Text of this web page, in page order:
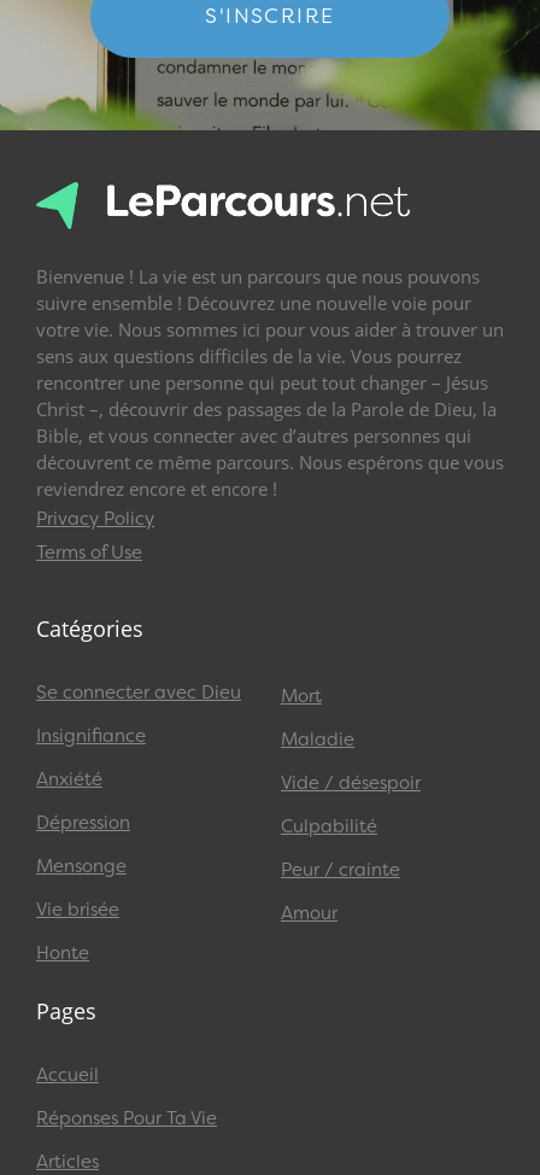
S'INSCRIRE
Bienvenue ! La vie est un parcours que nous pouvons
suivre ensemble ! Découvrez une nouvelle voie pour
votre vie. Nous sommes ici pour vous aider à trouver un
sens aux questions difficiles de la vie. Vous pourrez
rencontrer une personne qui peut tout changer – Jésus
Christ –, découvrir des passages de la Parole de Dieu, la
Bible, et vous connecter avec d’autres personnes qui
découvrent ce même parcours. Nous espérons que vous
reviendrez encore et encore !
Privacy Policy
Terms of Use
Catégories
Se connecter avec Dieu
Insignifiance
Anxiété
Dépression
Mensonge
Vie brisée
Honte
Mort
Maladie
Vide / désespoir
Culpabilité
Peur / crainte
Amour
Pages
Accueil
Réponses Pour Ta Vie
Articles